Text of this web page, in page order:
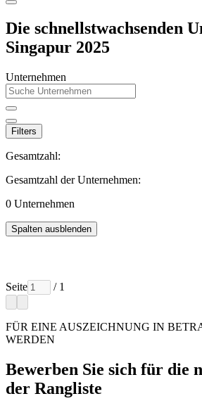
Die schnellstwachsenden
Singapur 2025
Unternehmen
Filters
Gesamtzahl:
Gesamtzahl der Unternehmen:
0 Unternehmen
Spalten ausblenden
Seite / 1
FÜR EINE AUSZEICHNUNG IN
WERDEN
Bewerben Sie sich für die
der Rangliste